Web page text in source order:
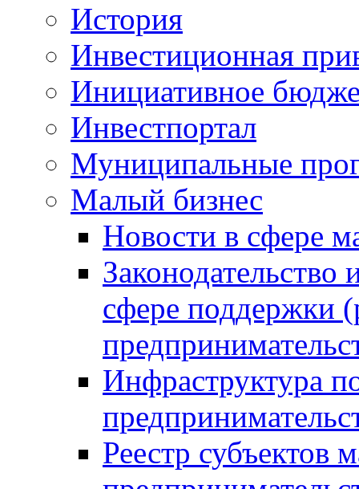
История
Инвестиционная
Инициативное
Инвестпортал
Муниципальные
Малый бизнес
Новости в сфере
сфере поддержки
Инфраструктура
Реестр субъектов